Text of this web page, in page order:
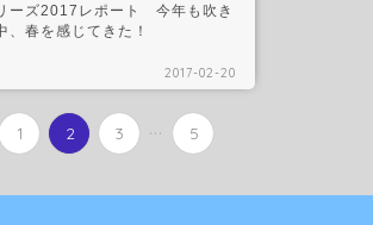
ーズ2017レポート 今年も吹き
、春を感じてきた！
2017-02-20
1 2 3 ... 5